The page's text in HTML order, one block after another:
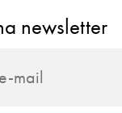
newsletter